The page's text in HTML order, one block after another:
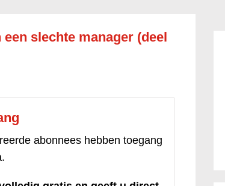
een slechte manager (deel
abonnees hebben toegang